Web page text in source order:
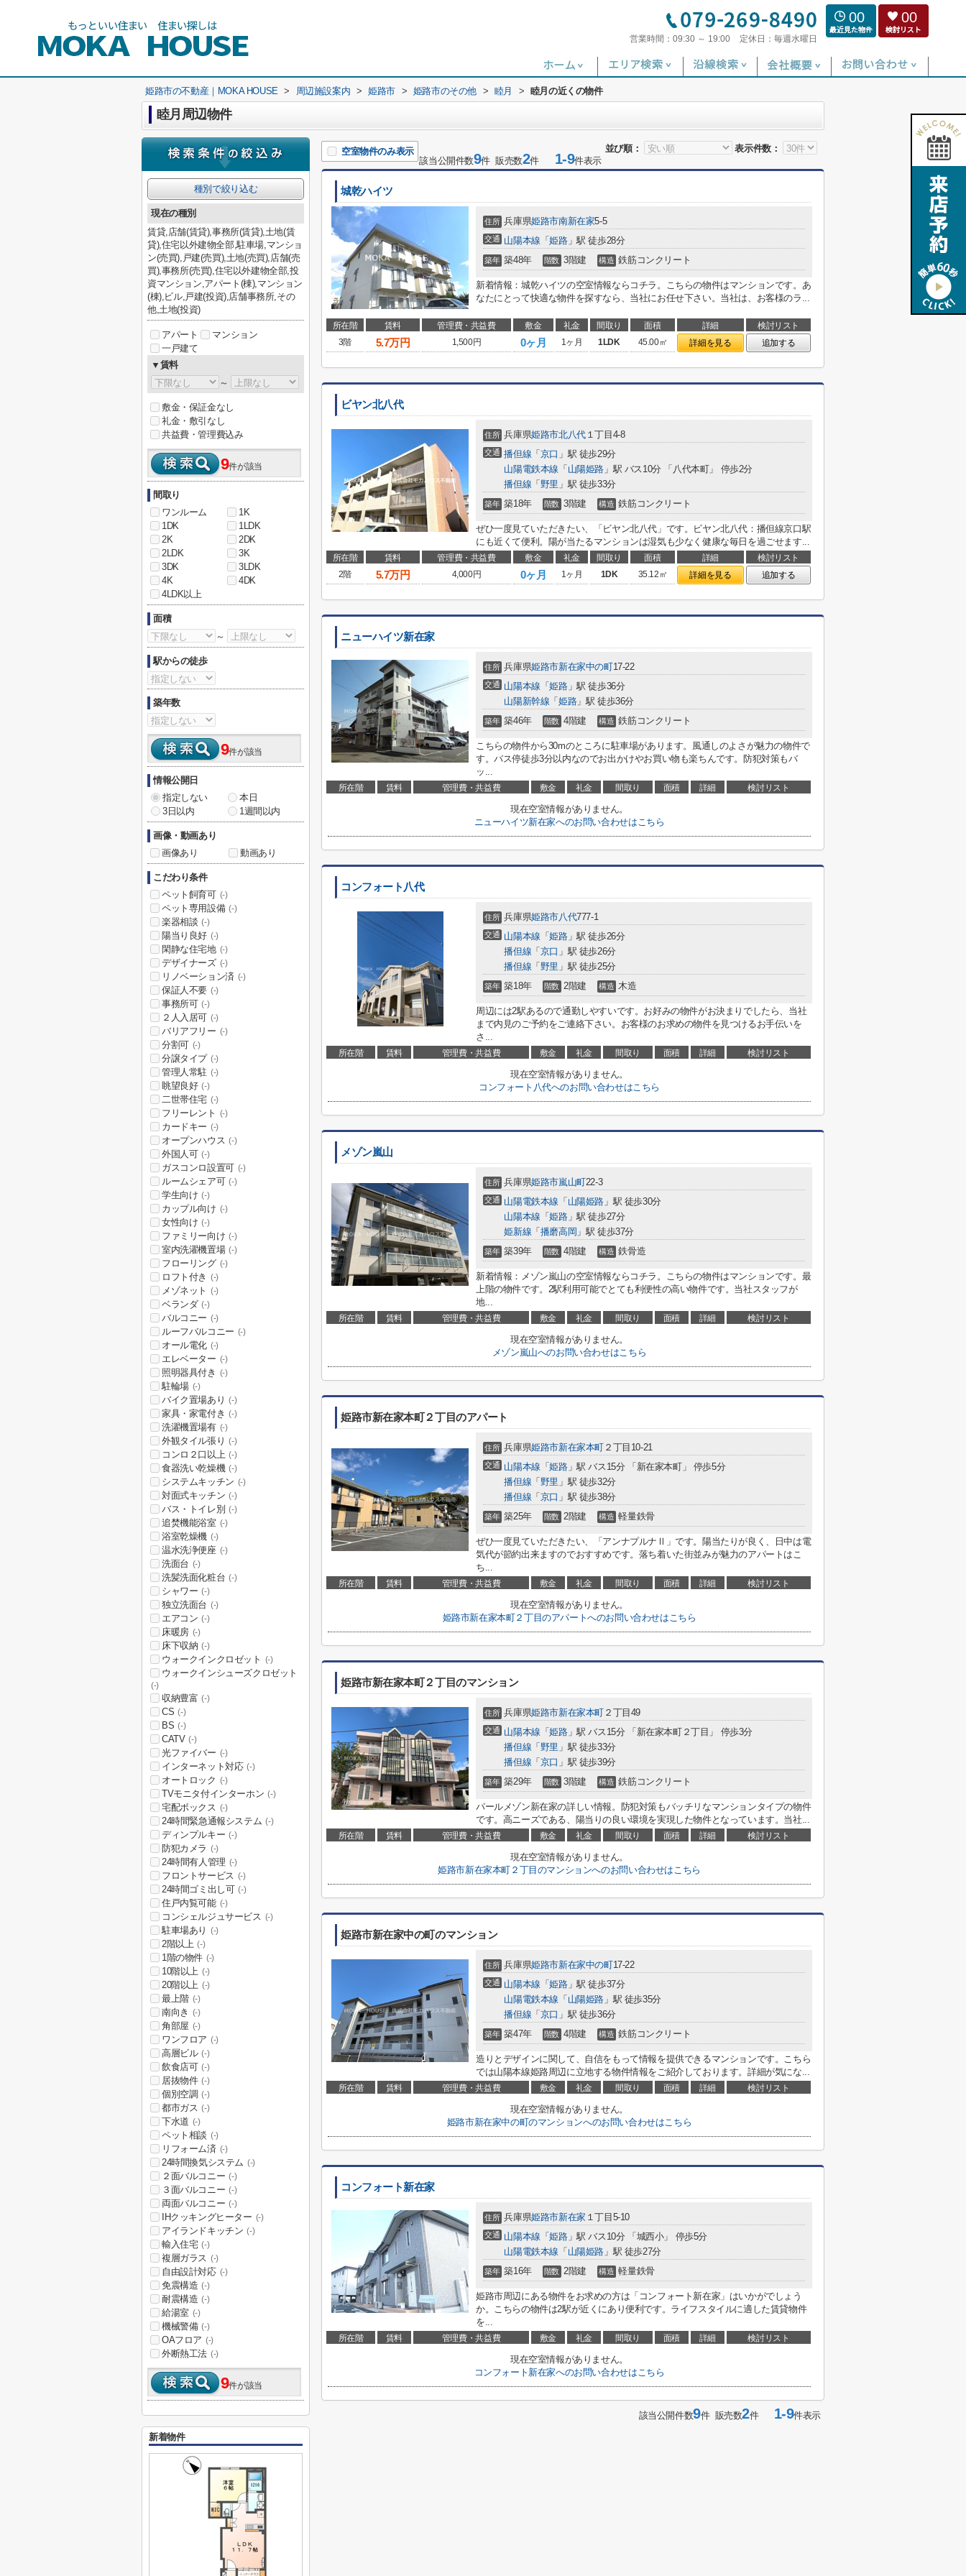
営業時間： 09:30 ～ 19:00 定休日： 毎週水曜日
00 00
姫路市の不動産｜MOKA HOUSE > 周辺施設案内 > 姫路市 > 姫路市のその他 > 睦月 > 睦月の近くの物件
睦月周辺物件
並び順： 表示件数：
空室物件のみ表示
該当公開件数9件 販売数2件 1-9件表示
城乾ハイツ
住所 兵庫県姫路市南新在家5-5
交通 山陽本線 「姫路」駅 徒歩28分
築年 築48年 階数 3階建 構造 鉄筋コンクリート
新着情報：城乾ハイツの空室情報ならコチラ。こちらの物件はマンションです。あ
なたにとって快適な物件を探すなら、当社にお任せ下さい。当社は、お客様のラ...
所在階 賃料 管理費・共益費 敷金 礼金 間取り 面積 詳細
検討リスト
3階
5.7万円 1,500円 0ヶ月 1ヶ月 1LDK 45.00㎡ 詳細を見る 追加する
ビヤン北八代
住所 兵庫県姫路市北八代１丁目4-8
交通 播但線 「 京口 」駅 徒歩29分
山陽電鉄本線 「 山陽姫路 」駅 バス10分 「八代本町」 停歩2分
播但線 「 野里 」駅 徒歩33分
築年 築18年 階数 3階建 構造 鉄筋コンクリート
ぜひ一度見ていただきたい、「ビヤン北八代」です。ビヤン北八代：播但線京口駅
にも近くて便利。陽が当たるマンションは湿気も少なく健康な毎日を過ごせます...
所在階 賃料 管理費・共益費 敷金 礼金 間取り 面積 詳細
検討リスト
2階
5.7万円 4,000円 0ヶ月 1ヶ月 1DK 35.12㎡ 詳細を見る 追加する
ニューハイツ新在家
住所 兵庫県姫路市新在家中の町17-22
交通 山陽本線 「姫路」駅 徒歩36分
山陽新幹線 「 姫路」駅 徒歩36分
築年 築46年 階数 4階建 構造 鉄筋コンクリート
こちらの物件から30mのところに駐車場があります。風通しのよさが魅力の物件で
す。バス停徒歩3分以内なのでお出かけやお買い物も楽ちんです。防犯対策もバ
ッ...
所在階 賃料 管理費・共益費 敷金 礼金 間取り 面積 詳細 検討リスト
現在空室情報がありません。
ニューハイツ新在家へのお問い合わせはこちら
コンフォート八代
住所 兵庫県姫路市八代777-1
交通 山陽本線 「姫路」駅 徒歩26分
播但線 「 京口 」駅 徒歩26分
播但線 「 野里 」駅 徒歩25分
築年 築18年 階数 2階建 構造 木造
周辺には2駅あるので通勤しやすいです。お好みの物件がお決まりでしたら、当社
まで内見のご予約をご連絡下さい。お客様のお求めの物件を見つけるお手伝いを
さ...
所在階 賃料 管理費・共益費 敷金 礼金 間取り 面積 詳細 検討リスト
現在空室情報がありません。
コンフォート八代へのお問い合わせはこちら
メゾン嵐山
住所 兵庫県姫路市嵐山町22-3
交通 山陽電鉄本線 「 山陽姫路 」駅 徒歩30分
山陽本線 「姫路」駅 徒歩27分
姫新線 「 播磨高岡 」駅 徒歩37分
築年 築39年 階数 4階建 構造 鉄骨造
新着情報：メゾン嵐山の空室情報ならコチラ。こちらの物件はマンションです。最
上階の物件です。2駅利用可能でとても利便性の高い物件です。当社スタッフが
地...
所在階 賃料 管理費・共益費 敷金 礼金 間取り 面積 詳細 検討リスト
現在空室情報がありません。
メゾン嵐山へのお問い合わせはこちら
姫路市新在家本町２丁目のアパート
住所 兵庫県姫路市新在家本町 ２丁目10-21
交通 山陽本線 「姫路」駅 バス15分 「新在家本町」 停歩5分
播但線 「 野里 」駅 徒歩32分
播但線 「 京口 」駅 徒歩38分
築年 築25年 階数 2階建 構造 軽量鉄骨
ぜひ一度見ていただきたい、「アンナプルナⅡ」です。陽当たりが良く、日中は電
気代が節約出来ますのでおすすめです。落ち着いた街並みが魅力のアパートはこ
ち...
所在階 賃料 管理費・共益費 敷金 礼金 間取り 面積 詳細 検討リスト
現在空室情報がありません。
姫路市新在家本町２丁目のアパートへのお問い合わせはこちら
姫路市新在家本町２丁目のマンション
住所 兵庫県姫路市新在家本町 ２丁目49
交通 山陽本線 「姫路」駅 バス15分 「新在家本町２丁目」 停歩3分
播但線 「 野里 」駅 徒歩33分
播但線 「 京口 」駅 徒歩39分
築年 築29年 階数 3階建 構造 鉄筋コンクリート
パールメゾン新在家の詳しい情報。防犯対策もバッチリなマンションタイプの物件
です。高ニーズである、陽当りの良い環境を実現した物件となっています。当社...
所在階 賃料 管理費・共益費 敷金 礼金 間取り 面積 詳細 検討リスト
現在空室情報がありません。
姫路市新在家本町２丁目のマンションへのお問い合わせはこちら
姫路市新在家中の町のマンション
住所 兵庫県姫路市新在家中の町17-22
交通 山陽本線 「姫路」駅 徒歩37分
山陽電鉄本線 「 山陽姫路 」駅 徒歩35分
播但線 「 京口 」駅 徒歩36分
築年 築47年 階数 4階建 構造 鉄筋コンクリート
造りとデザインに関して、自信をもって情報を提供できるマンションです。こちら
では山陽本線姫路周辺に立地する物件情報をご紹介しております。詳細が気にな...
所在階 賃料 管理費・共益費 敷金 礼金 間取り 面積 詳細 検討リスト
現在空室情報がありません。
姫路市新在家中の町のマンションへのお問い合わせはこちら
コンフォート新在家
住所 兵庫県姫路市新在家 １丁目5-10
交通 山陽本線 「姫路」駅 バス10分 「城西小」 停歩5分
山陽電鉄本線 「 山陽姫路 」駅 徒歩27分
築年 築16年 階数 2階建 構造 軽量鉄骨
姫路市周辺にある物件をお求めの方は「コンフォート新在家」はいかがでしょう
か。こちらの物件は2駅が近くにあり便利です。ライフスタイルに適した賃貸物件
を...
所在階 賃料 管理費・共益費 敷金 礼金 間取り 面積 詳細 検討リスト
現在空室情報がありません。
コンフォート新在家へのお問い合わせはこちら
該当公開件数9件 販売数2件1-9件表示
種別で絞り込む
現在の種別
賃貸,店舗(賃貸),事務所(賃貸),土地(賃
貸),住宅以外建物全部,駐車場,マンショ
ン(売買),戸建(売買),土地(売買),店舗(売
買),事務所(売買),住宅以外建物全部,投
資マンション,アパート(棟),マンション
(棟),ビル,戸建(投資),店舗事務所,その
他,土地(投資)
アパート
マンション
一戸建て
▼賃料
～
敷金・保証金なし
礼金・敷引なし
共益費・管理費込み
9件が該当
間取り
ワンルーム
1K
1DK
1LDK
2K
2DK
2LDK
3K
3DK
3LDK
4K
4DK
4LDK以上
面積
～
駅からの徒歩
築年数
9件が該当
情報公開日
指定しない
本日
3日以内
1週間以内
画像・動画あり
画像あり
動画あり
こだわり条件
ペット飼育可 (-)
ペット専用設備 (-)
楽器相談 (-)
陽当り良好 (-)
閑静な住宅地 (-)
デザイナーズ (-)
リノベーション済 (-)
保証人不要 (-)
事務所可 (-)
２人入居可 (-)
バリアフリー (-)
分割可 (-)
分譲タイプ (-)
管理人常駐 (-)
眺望良好 (-)
二世帯住宅 (-)
フリーレント (-)
カードキー (-)
オープンハウス (-)
外国人可 (-)
ガスコンロ設置可 (-)
ルームシェア可 (-)
学生向け (-)
カップル向け (-)
女性向け (-)
ファミリー向け (-)
室内洗濯機置場 (-)
フローリング (-)
ロフト付き (-)
メゾネット (-)
ベランダ (-)
バルコニー (-)
ルーフバルコニー (-)
オール電化 (-)
エレベーター (-)
照明器具付き (-)
駐輪場 (-)
バイク置場あり (-)
家具・家電付き (-)
洗濯機置場有 (-)
外観タイル張り (-)
コンロ２口以上 (-)
食器洗い乾燥機 (-)
システムキッチン (-)
対面式キッチン (-)
バス・トイレ別 (-)
追焚機能浴室 (-)
浴室乾燥機 (-)
温水洗浄便座 (-)
洗面台 (-)
洗髪洗面化粧台 (-)
シャワー (-)
独立洗面台 (-)
エアコン (-)
床暖房 (-)
床下収納 (-)
ウォークインクロゼット (-)
ウォークインシューズクロゼット
(-)
収納豊富 (-)
CS (-)
BS (-)
CATV (-)
光ファイバー (-)
インターネット対応 (-)
オートロック (-)
TVモニタ付インターホン (-)
宅配ボックス (-)
24時間緊急通報システム (-)
ディンプルキー (-)
防犯カメラ (-)
24時間有人管理 (-)
フロントサービス (-)
24時間ゴミ出し可 (-)
住戸内覧可能 (-)
コンシェルジュサービス (-)
駐車場あり (-)
2階以上 (-)
1階の物件 (-)
10階以上 (-)
20階以上 (-)
最上階 (-)
南向き (-)
角部屋 (-)
ワンフロア (-)
高層ビル (-)
飲食店可 (-)
居抜物件 (-)
個別空調 (-)
都市ガス (-)
下水道 (-)
ペット相談 (-)
リフォーム済 (-)
24時間換気システム (-)
２面バルコニー (-)
３面バルコニー (-)
両面バルコニー (-)
IHクッキングヒーター (-)
アイランドキッチン (-)
輸入住宅 (-)
複層ガラス (-)
自由設計対応 (-)
免震構造 (-)
耐震構造 (-)
給湯室 (-)
機械警備 (-)
OAフロア (-)
外断熱工法 (-)
9件が該当
新着物件